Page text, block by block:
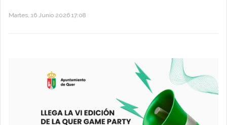
Martes, 16 Junio 2026 17:08